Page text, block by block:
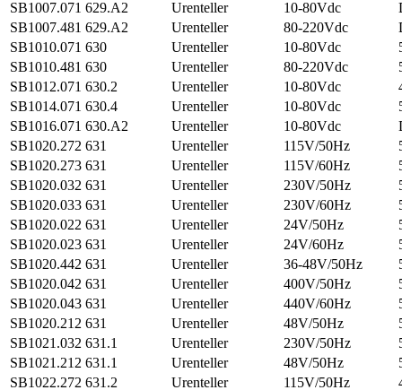
SB1007.071 629.A2 Urenteller 10-80Vdc
SB1007.481 629.A2 Urenteller 80-220Vdc
SB1010.071 630 Urenteller 10-80Vdc
SB1010.481 630 Urenteller 80-220Vdc
SB1012.071 630.2 Urenteller 10-80Vdc
SB1014.071 630.4 Urenteller 10-80Vdc
SB1016.071 630.A2 Urenteller 10-80Vdc
SB1020.272 631 Urenteller 115V/50Hz
SB1020.273 631 Urenteller 115V/60Hz
SB1020.032 631 Urenteller 230V/50Hz
SB1020.033 631 Urenteller 230V/60Hz
SB1020.022 631 Urenteller 24V/50Hz
SB1020.023 631 Urenteller 24V/60Hz
SB1020.442 631 Urenteller 36-48V/50Hz
SB1020.042 631 Urenteller 400V/50Hz
SB1020.043 631 Urenteller 440V/60Hz
SB1020.212 631 Urenteller 48V/50Hz
SB1021.032 631.1 Urenteller 230V/50Hz
SB1021.212 631.1 Urenteller 48V/50Hz
SB1022.272 631.2 Urenteller 115V/50Hz